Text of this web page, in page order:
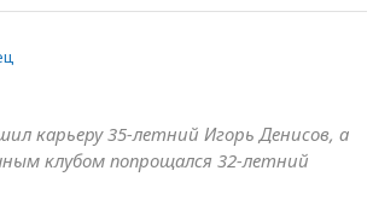
карьеру 35-летний Игорь Денисов, а
клубом попрощался 32-летний